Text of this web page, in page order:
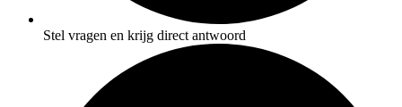
Stel vragen en krijg direct antwoord